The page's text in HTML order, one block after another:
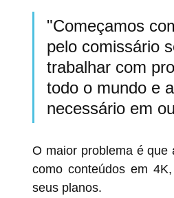
"Começamos
pelo comissário
trabalhar com
todo o mundo e
necessário em
O maior problema é que
como conteúdos em
seus planos.